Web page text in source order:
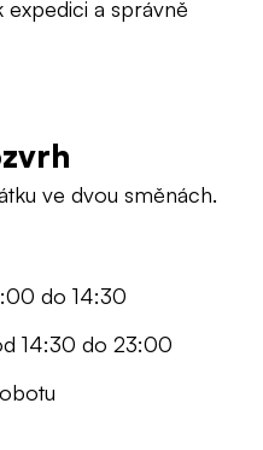
a správně
ve dvou směnách.
do 14:30
14:30 do 23:00